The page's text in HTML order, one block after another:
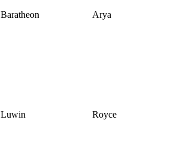
Baratheon Arya
Luwin Royce